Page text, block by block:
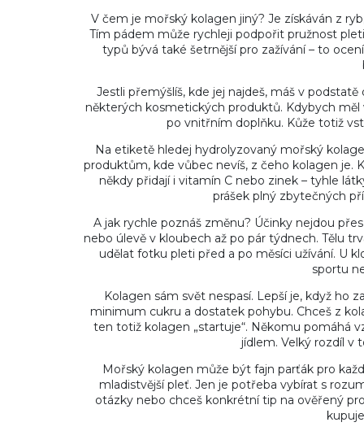
V čem je mořský kolagen jiný? Je získáván z
Tím pádem může rychleji podpořit pružnost
typů bývá také šetrnější pro zažívání – to
Jestli přemýšlíš, kde jej najdeš, máš v
některých kosmetických produktů. Kdybych měl
po vnitřním doplňku. Kůže totiž
Na etiketě hledej hydrolyzovaný mořský
produktům, kde vůbec nevíš, z čeho kolagen je.
někdy přidají i vitamín C nebo zinek – tyhle
prášek plný zbytečných
A jak rychle poznáš změnu? Účinky nejdou
nebo úlevě v kloubech až po pár týdnech. Tělu
udělat fotku pleti před a po měsíci užívání. U
sportu
Kolagen sám svět nespasí. Lepší je, když ho
minimum cukru a dostatek pohybu. Chceš z
ten totiž kolagen „startuje“. Někomu pomáhá
jídlem. Velký rozdíl v
Mořský kolagen může být fajn parťák pro
mladistvější pleť. Jen je potřeba vybírat s
otázky nebo chceš konkrétní tip na ověřený